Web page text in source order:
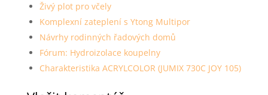
Živý plot pro včely
Komplexní zateplení s Ytong Multipor
Návrhy rodinných řadových domů
Fórum: Hydroizolace koupelny
Charakteristika ACRYLCOLOR (JUMIX 730C JOY 105)